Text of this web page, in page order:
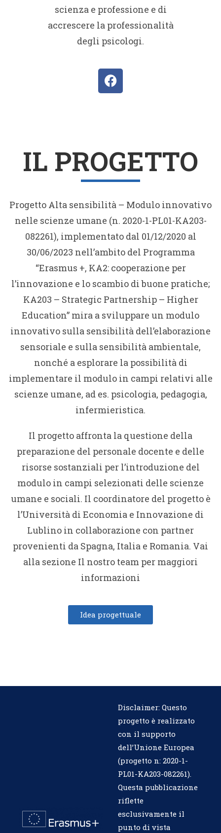
scienza e professione e di
accrescere la professionalità
degli psicologi.
IL PROGETTO
Progetto Alta sensibilità – Modulo innovativo
nelle scienze umane (n. 2020-1-PL01-KA203-
082261), implementato dal 01/12/2020 al
30/06/2023 nell’ambito del Programma
“Erasmus +, KA2: cooperazione per
l’innovazione e lo scambio di buone pratiche;
KA203 – Strategic Partnership – Higher
Education” mira a sviluppare un modulo
innovativo sulla sensibilità dell’elaborazione
sensoriale e sulla sensibilità ambientale,
nonché a esplorare la possibilità di
implementare il modulo in campi relativi alle
scienze umane, ad es. psicologia, pedagogia,
infermieristica.
Il progetto affronta la questione della
preparazione del personale docente e delle
risorse sostanziali per l’introduzione del
modulo in campi selezionati delle scienze
umane e sociali. Il coordinatore del progetto è
l’Università di Economia e Innovazione di
Lublino in collaborazione con partner
provenienti da Spagna, Italia e Romania. Vai
alla sezione Il nostro team per maggiori
informazioni
Idea progettuale
Disclaimer: Questo
progetto è realizzato
con il supporto
dell’Unione Europea
(progetto n: 2020-1-
PL01-KA203-082261).
Questa pubblicazione
riflette
esclusivamente il
punto di vista